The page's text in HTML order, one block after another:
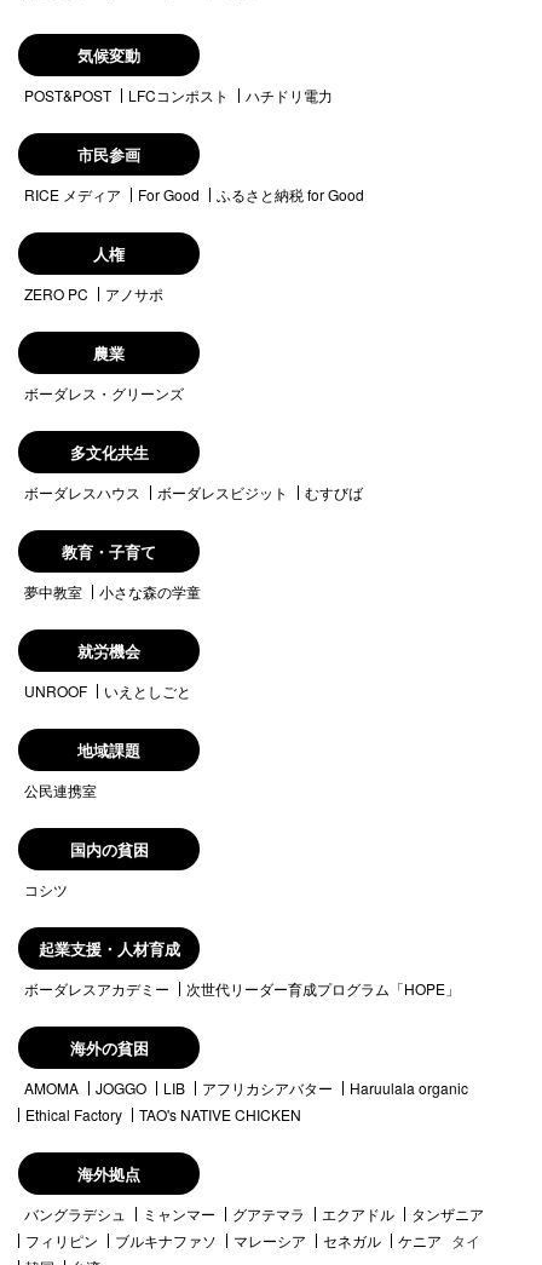
気候変動
POST&POST LFCコンポスト ハチドリ電力
市民参画
RICE メディア For Good ふるさと納税 for Good
人権
ZERO PC アノサポ
農業
ボーダレス・グリーンズ
多文化共生
ボーダレスハウス ボーダレスビジット むすびば
教育・子育て
夢中教室 小さな森の学童
就労機会
UNROOF いえとしごと
地域課題
公民連携室
国内の貧困
コシツ
起業支援・人材育成
ボーダレスアカデミー 次世代リーダー育成プログラム「HOPE」
海外の貧困
AMOMA JOGGO LIB アフリカシアバター
Haruulala organic
Ethical Factory
TAO's NATIVE CHICKEN
海外拠点
バングラデシュ ミャンマー グアテマラ エクアドル
タンザニア
フィリピン
ブルキナファソ マレーシア セネガル ケニア タイ